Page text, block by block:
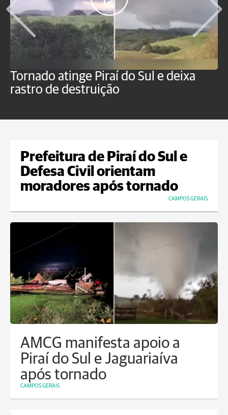
Tornado atinge Piraí do Sul e deixa
rastro de destruição
Prefeitura de Piraí do Sul e
Defesa Civil orientam
moradores após tornado
CAMPOS GERAIS
AMCG manifesta apoio a
Piraí do Sul e Jaguariaíva
após tornado
CAMPOS GERAIS